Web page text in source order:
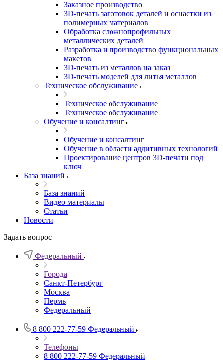
Заказное производство
3D-печать заготовок деталей и оснастки из
полимерных материалов
Обработка сложнопрофильных
металлических деталей
Разработка и производство функциональных
макетов
3D-печать из металлов на заказ
3D-печать моделей для литья металлов
Техническое обслуживание
Техническое обслуживание
Техническое обслуживание
Обучение и консалтинг
Обучение и консалтинг
Обучение в области аддитивных технологий
Проектирование центров 3D-печати под
ключ
База знаний
База знаний
Видео материалы
Статьи
Новости
Задать вопрос
Федеральный
Города
Санкт-Петербург
Москва
Пермь
Федеральный
8 800 222-77-59 Федеральный
Телефоны
8 800 222-77-59 Федеральный